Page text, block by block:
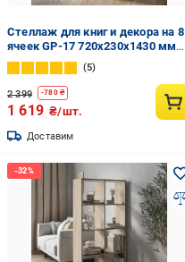
Стеллаж для книг и декора на 8
ячеек GP-17 720х230х1430 мм
Белый
5
2 399 -780₴
1 619 ₴/шт.
Доставим